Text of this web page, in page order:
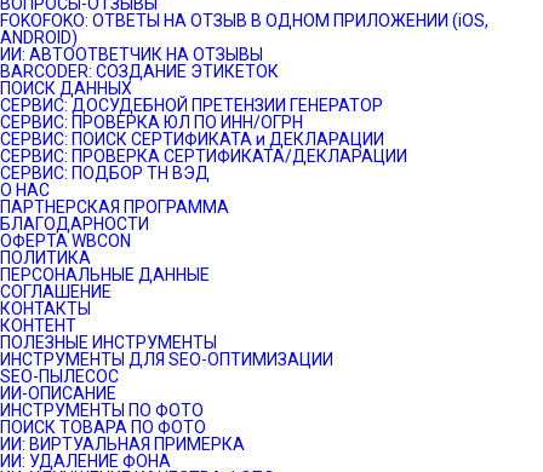
FOKOFOKO: ОТВЕТЫ НА ОТЗЫВ В ОДНОМ ПРИЛОЖЕНИИ (iOS,
ANDROID)
ИИ: АВТООТВЕТЧИК НА ОТЗЫВЫ
BARCODER: СОЗДАНИЕ ЭТИКЕТОК
ПОИСК ДАННЫХ
СЕРВИС: ДОСУДЕБНОЙ ПРЕТЕНЗИИ ГЕНЕРАТОР
СЕРВИС: ПРОВЕРКА ЮЛ ПО ИНН/ОГРН
СЕРВИС: ПОИСК СЕРТИФИКАТА и ДЕКЛАРАЦИИ
СЕРВИС: ПРОВЕРКА СЕРТИФИКАТА/ДЕКЛАРАЦИИ
СЕРВИС: ПОДБОР ТН ВЭД
О НАС
ПАРТНЕРСКАЯ ПРОГРАММА
БЛАГОДАРНОСТИ
ОФЕРТА WBCON
ПОЛИТИКА
ПЕРСОНАЛЬНЫЕ ДАННЫЕ
СОГЛАШЕНИЕ
КОНТАКТЫ
КОНТЕНТ
ПОЛЕЗНЫЕ ИНСТРУМЕНТЫ
ИНСТРУМЕНТЫ ДЛЯ SEO-ОПТИМИЗАЦИИ
SEO-ПЫЛЕСОС
ИИ-ОПИСАНИЕ
ИНСТРУМЕНТЫ ПО ФОТО
ПОИСК ТОВАРА ПО ФОТО
ИИ: ВИРТУАЛЬНАЯ ПРИМЕРКА
ИИ: УДАЛЕНИЕ ФОНА